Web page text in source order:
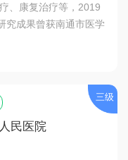
、康复治疗等，2019
究成果曾获南通市医学
民医院
三级